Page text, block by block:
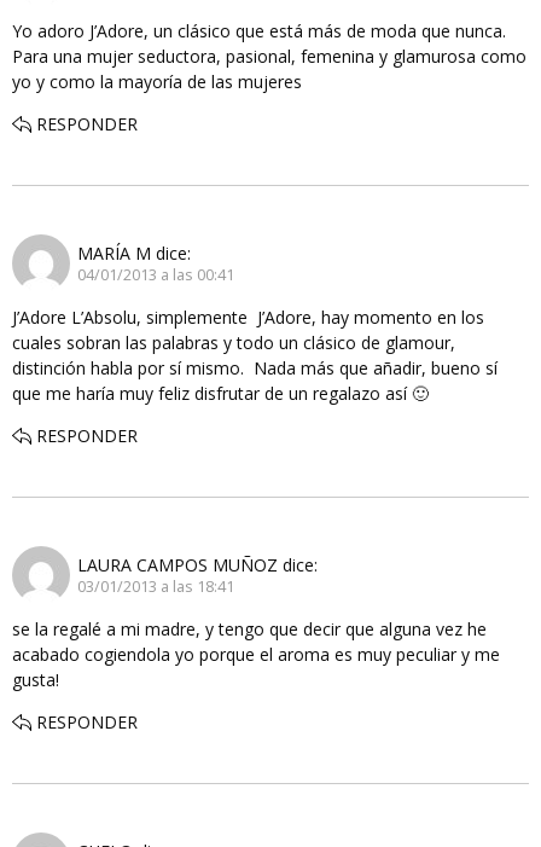
Yo adoro J’Adore, un clásico que está más de moda que nunca.
Para una mujer seductora, pasional, femenina y glamurosa como
yo y como la mayoría de las mujeres
RESPONDER
MARÍA M dice:
04/01/2013 a las 00:41
J’Adore L’Absolu, simplemente J’Adore, hay momento en los
cuales sobran las palabras y todo un clásico de glamour,
distinción habla por sí mismo. Nada más que añadir, bueno sí
que me haría muy feliz disfrutar de un regalazo así 🙂
RESPONDER
LAURA CAMPOS MUÑOZ dice:
03/01/2013 a las 18:41
se la regalé a mi madre, y tengo que decir que alguna vez he
acabado cogiendola yo porque el aroma es muy peculiar y me
gusta!
RESPONDER